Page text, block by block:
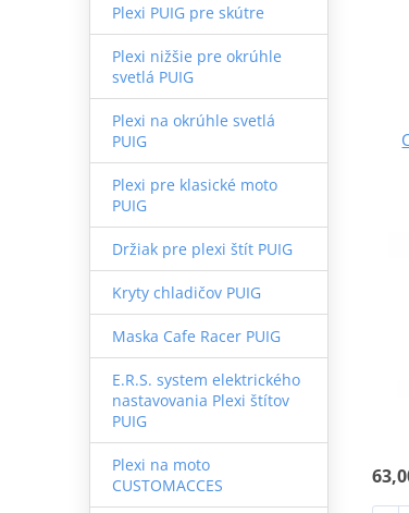
Plexi PUIG pre skútre
Plexi nižšie pre okrúhle
svetlá PUIG
Plexi na okrúhle svetlá
PUIG
Plexi pre klasické moto
PUIG
Držiak pre plexi štít PUIG
Kryty chladičov PUIG
Maska Cafe Racer PUIG
E.R.S. system elektrického
nastavovania Plexi štítov
PUIG
Plexi na moto
CUSTOMACCES